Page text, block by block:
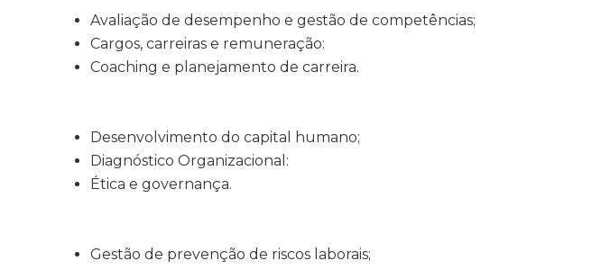
Avaliação de desempenho e gestão de competências;
Cargos, carreiras e remuneração:
Coaching e planejamento de carreira.
Desenvolvimento do capital humano;
Diagnóstico Organizacional:
Ética e governança.
Gestão de prevenção de riscos laborais;